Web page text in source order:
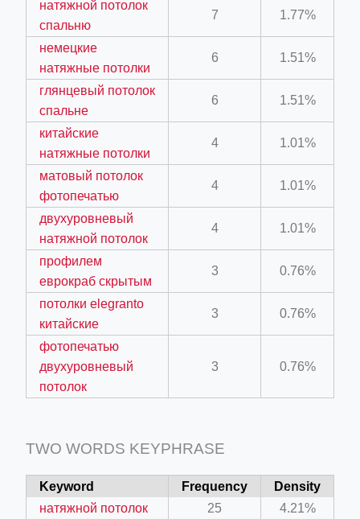
crew-neck-navy-blue/
feed-calculator
work?lat=37.49813&lng=127.0284&zoom=16
shredder-plant-equipment/scrap-shredder-fabrication
натяжной потолок
спальню
7 1.77%
немецкие
натяжные потолки
6 1.51%
глянцевый потолок
спальне
6 1.51%
китайские
натяжные потолки
4 1.01%
матовый потолок
фотопечатью
4 1.01%
двухуровневый
натяжной потолок
4 1.01%
профилем
еврокраб скрытым
3 0.76%
потолки elegranto
китайские
3 0.76%
фотопечатью
двухуровневый
потолок
3 0.76%
TWO WORDS KEYPHRASE
Keyword Frequency
Density
натяжной потолок
25
4.21%